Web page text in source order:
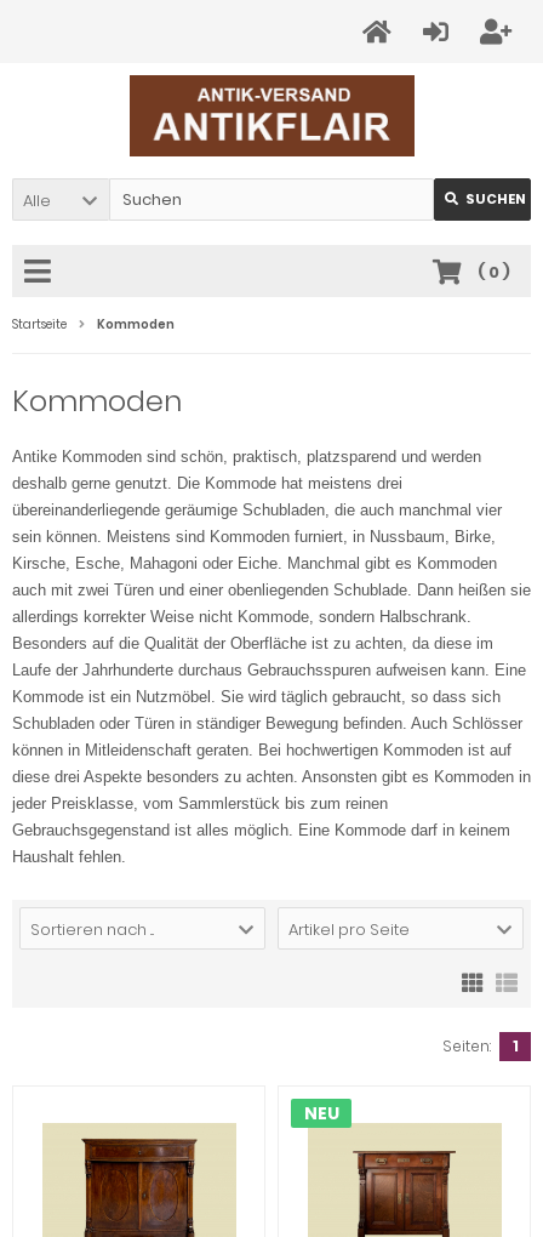
Alle SUCHEN
( 0)
Startseite Kommoden
Kommoden
Antike Kommoden sind schön, praktisch, platzsparend und werden
deshalb gerne genutzt. Die Kommode hat meistens drei
übereinanderliegende geräumige Schubladen, die auch manchmal vier
sein können. Meistens sind Kommoden furniert, in Nussbaum, Birke,
Kirsche, Esche, Mahagoni oder Eiche. Manchmal gibt es Kommoden
auch mit zwei Türen und einer obenliegenden Schublade. Dann heißen sie
allerdings korrekter Weise nicht Kommode, sondern Halbschrank.
Besonders auf die Qualität der Oberfläche ist zu achten, da diese im
Laufe der Jahrhunderte durchaus Gebrauchsspuren aufweisen kann. Eine
Kommode ist ein Nutzmöbel. Sie wird täglich gebraucht, so dass sich
Schubladen oder Türen in ständiger Bewegung befinden. Auch Schlösser
können in Mitleidenschaft geraten. Bei hochwertigen Kommoden ist auf
diese drei Aspekte besonders zu achten. Ansonsten gibt es Kommoden in
jeder Preisklasse, vom Sammlerstück bis zum reinen
Gebrauchsgegenstand ist alles möglich. Eine Kommode darf in keinem
Haushalt fehlen.
Sortieren nach ... Artikel pro Seite
Seiten: 1
NEU